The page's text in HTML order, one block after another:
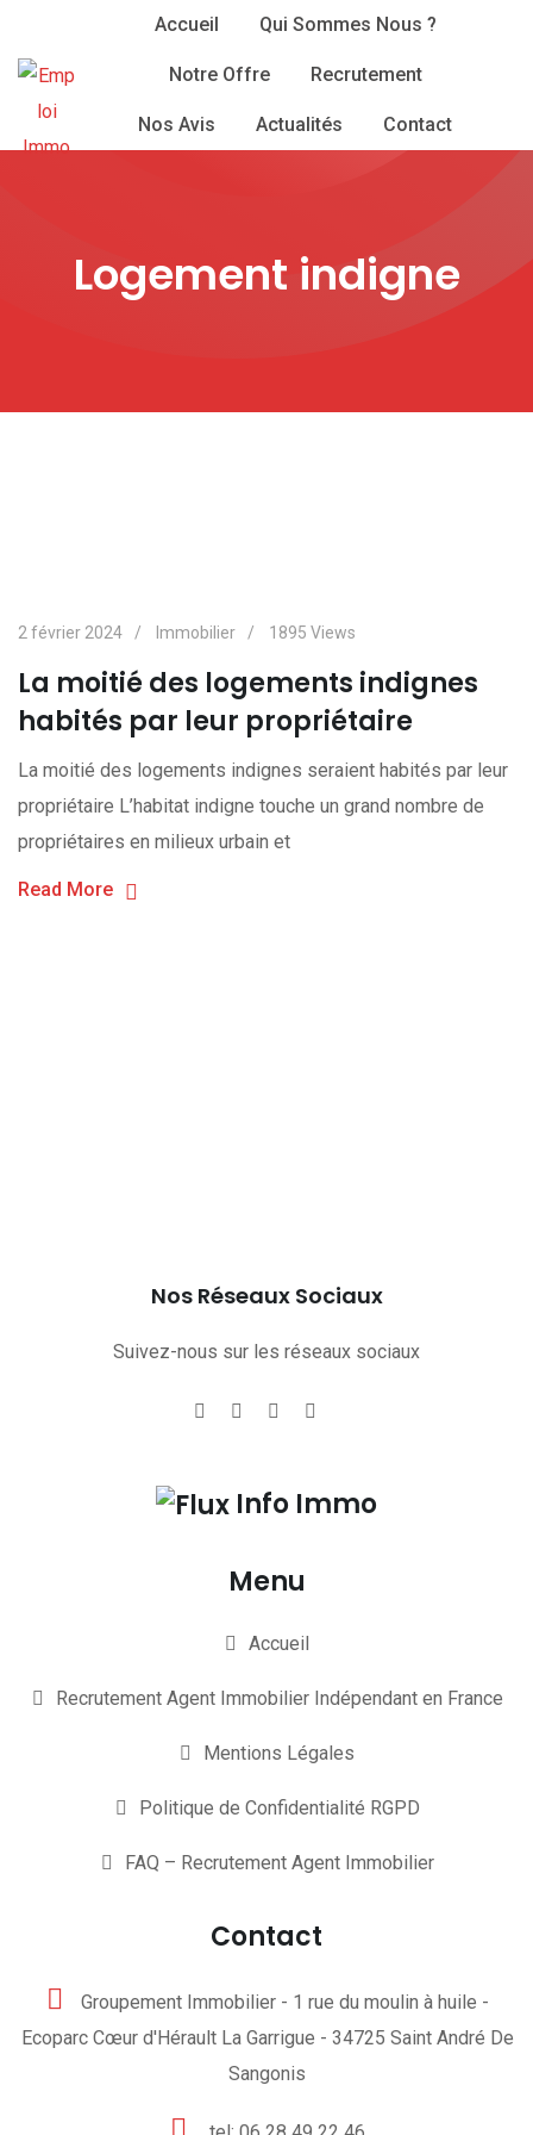
content
Accueil Qui Sommes Nous ?
Notre Offre Recrutement
Nos Avis Actualités Contact
Logement indigne
2 février 2024 Immobilier 1895 Views
La moitié des logements indignes
habités par leur propriétaire
La moitié des logements indignes seraient habités par leur
propriétaire L’habitat indigne touche un grand nombre de
propriétaires en milieux urbain et
Read More
Nos Réseaux Sociaux
Suivez-nous sur les réseaux sociaux
Info Immo
Menu
Accueil
Recrutement Agent Immobilier Indépendant en France
Mentions Légales
Politique de Confidentialité RGPD
FAQ – Recrutement Agent Immobilier
Contact
Groupement Immobilier - 1 rue du moulin à huile -
Ecoparc Cœur d'Hérault La Garrigue - 34725 Saint André De
Sangonis